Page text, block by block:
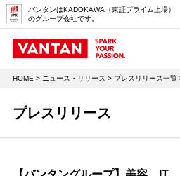
バンタンはKADOKAWA（東証プライム上場）
のグループ会社です。
HOME > ニュース・リリース > プレスリリース一覧
プレスリリース